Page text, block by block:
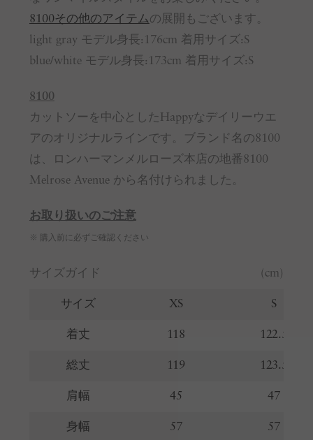
8100その他のアイテムの展開もございます。
light gray モデル身長:176cm 着用サイズ:S
blue/white モデル身長:173cm 着用サイズ:S
8100
カットソーを中心としたHappyなデイリーウエ
アのオリジナルラインです。ブランド名の8100
は、ロンハーマンメルローズ本店の地番8100
Melrose Avenue から名付けられました。
お取り扱いのご注意
※ 購入前に必ずご確認ください
サイズガイド (cm)
サイズ XS S
着丈 118 122.5
総丈 119 123.5
肩幅 45 47
身幅 57 57